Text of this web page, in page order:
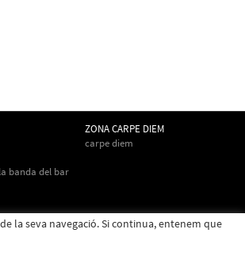
banda del bar
ZONA CARPE DIEM
carpe diem
la seva navegació. Si continua, entenem que